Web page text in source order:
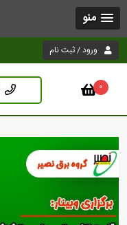
منو
ورود / ثبت نام
0